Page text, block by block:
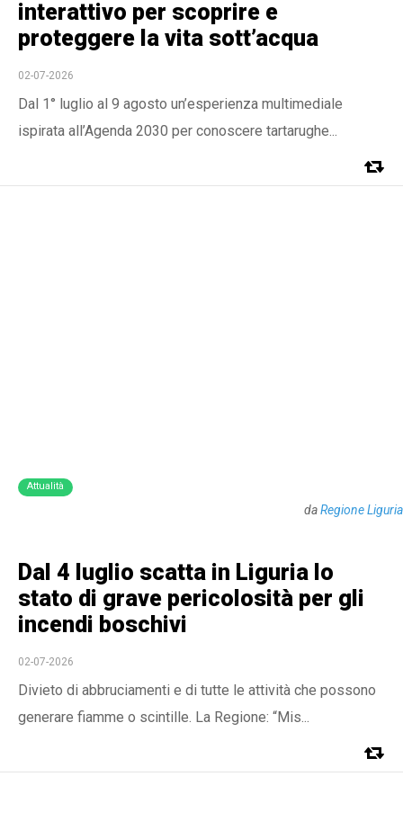
interattivo per scoprire e
proteggere la vita sott’acqua
02-07-2026
Dal 1° luglio al 9 agosto un’esperienza multimediale
ispirata all’Agenda 2030 per conoscere tartarughe...
Attualità
daRegione Liguria
Dal 4 luglio scatta in Liguria lo
stato di grave pericolosità per gli
incendi boschivi
02-07-2026
Divieto di abbruciamenti e di tutte le attività che possono
generare fiamme o scintille. La Regione: “Mis...